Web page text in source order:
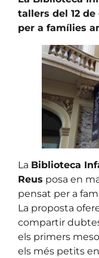
tallers del 12
per a famílies
La Biblioteca
Reus posa en
pensat per a
La proposta
compartir
els primers
els més petits